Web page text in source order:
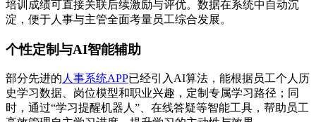
培训成绩可直接关联后续激励与评优。数据在系统中自动沉
淀，便于人事与主管全面考量员工综合发展。
个性定制与AI智能辅助
部分先进的 人事系统APP已经引入AI算法，能根据员工个人历
史学习数据、岗位模型和职业兴趣，定制专属学习路径；同
时，通过“学习提醒机器人”、在线答疑等智能工具，帮助员工